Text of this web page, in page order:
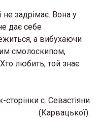
не задрімає. Вона у
дає себе
а вибухаючи
смолоскипом,
любить, той знає
с. Севастіяни
(Карвацької).